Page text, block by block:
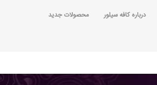
درباره کافه سیلور محصولات جدید